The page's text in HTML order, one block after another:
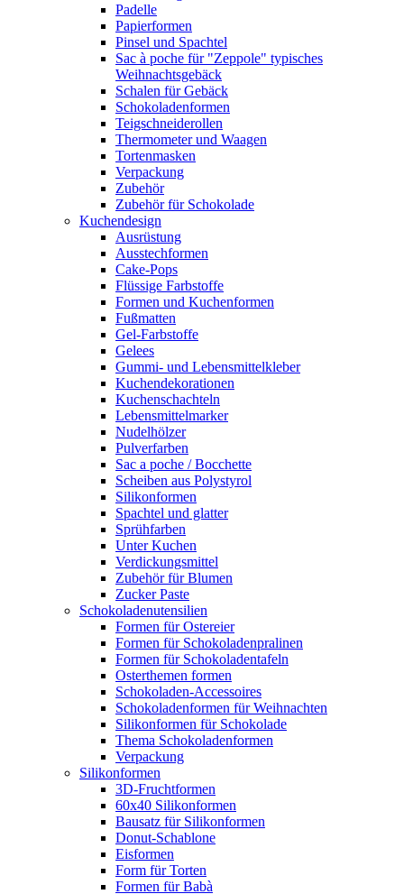
Padelle
Papierformen
Pinsel und Spachtel
Sac à poche für "Zeppole" typisches
Weihnachtsgebäck
Schalen für Gebäck
Schokoladenformen
Teigschneiderollen
Thermometer und Waagen
Tortenmasken
Verpackung
Zubehör
Zubehör für Schokolade
Kuchendesign
Ausrüstung
Ausstechformen
Cake-Pops
Flüssige Farbstoffe
Formen und Kuchenformen
Fußmatten
Gel-Farbstoffe
Gelees
Gummi- und Lebensmittelkleber
Kuchendekorationen
Kuchenschachteln
Lebensmittelmarker
Nudelhölzer
Pulverfarben
Sac a poche / Bocchette
Scheiben aus Polystyrol
Silikonformen
Spachtel und glatter
Sprühfarben
Unter Kuchen
Verdickungsmittel
Zubehör für Blumen
Zucker Paste
Schokoladenutensilien
Formen für Ostereier
Formen für Schokoladenpralinen
Formen für Schokoladentafeln
Osterthemen formen
Schokoladen-Accessoires
Schokoladenformen für Weihnachten
Silikonformen für Schokolade
Thema Schokoladenformen
Verpackung
Silikonformen
3D-Fruchtformen
60x40 Silikonformen
Bausatz für Silikonformen
Donut-Schablone
Eisformen
Form für Torten
Formen für Babà